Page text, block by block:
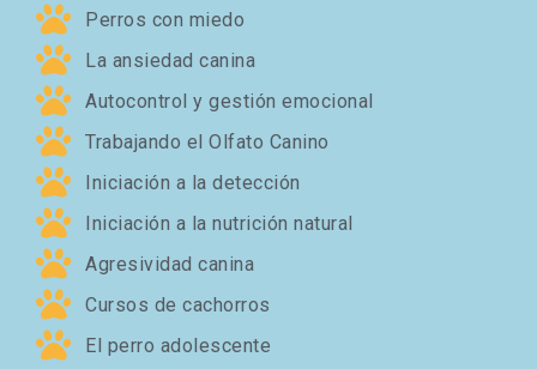
Perros con miedo
La ansiedad canina
Autocontrol y gestión emocional
Trabajando el Olfato Canino
Iniciación a la detección
Iniciación a la nutrición natural
Agresividad canina
Cursos de cachorros
El perro adolescente